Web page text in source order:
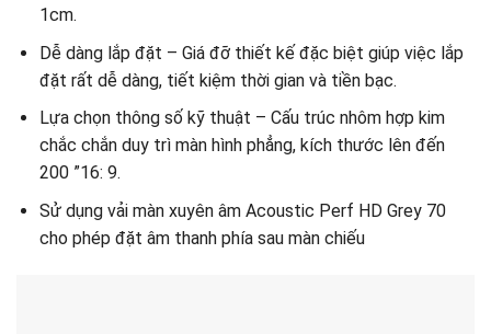
1cm.
Dễ dàng lắp đặt – Giá đỡ thiết kế đặc biệt giúp việc lắp
đặt rất dễ dàng, tiết kiệm thời gian và tiền bạc.
Lựa chọn thông số kỹ thuật – Cấu trúc nhôm hợp kim
chắc chắn duy trì màn hình phẳng, kích thước lên đến
200 ”16: 9.
Sử dụng vải màn xuyên âm Acoustic Perf HD Grey 70
cho phép đặt âm thanh phía sau màn chiếu